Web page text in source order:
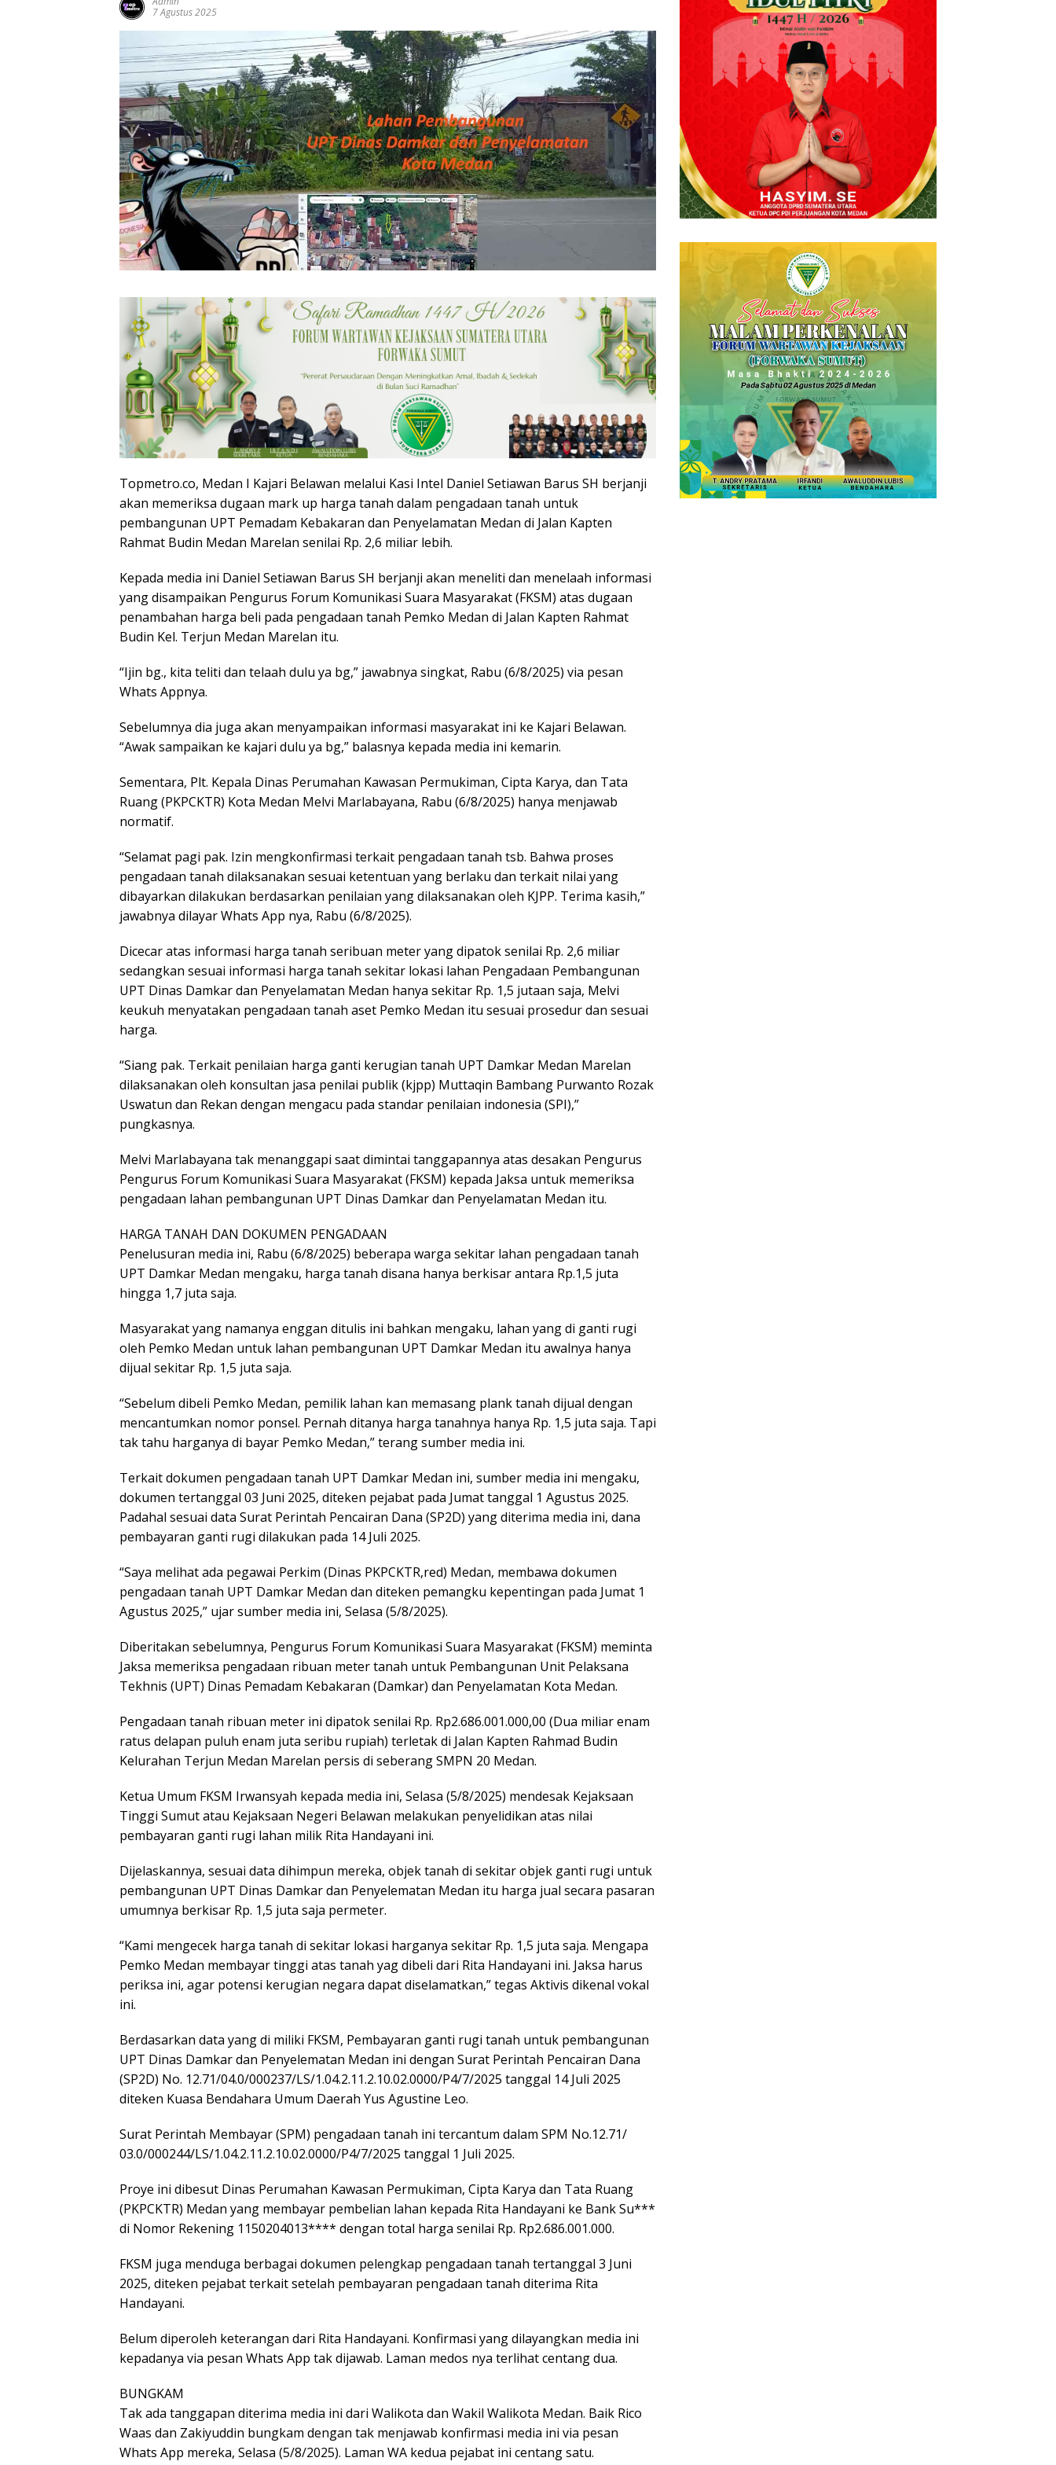
7 Agustus 2025
Topmetro.co, Medan I Kajari Belawan melalui Kasi Intel Daniel Setiawan Barus SH berjanji
akan memeriksa dugaan mark up harga tanah dalam pengadaan tanah untuk
pembangunan UPT Pemadam Kebakaran dan Penyelamatan Medan di Jalan Kapten
Rahmat Budin Medan Marelan senilai Rp. 2,6 miliar lebih.
Kepada media ini Daniel Setiawan Barus SH berjanji akan meneliti dan menelaah informasi
yang disampaikan Pengurus Forum Komunikasi Suara Masyarakat (FKSM) atas dugaan
penambahan harga beli pada pengadaan tanah Pemko Medan di Jalan Kapten Rahmat
Budin Kel. Terjun Medan Marelan itu.
“Ijin bg., kita teliti dan telaah dulu ya bg,” jawabnya singkat, Rabu (6/8/2025) via pesan
Whats Appnya.
Sebelumnya dia juga akan menyampaikan informasi masyarakat ini ke Kajari Belawan.
“Awak sampaikan ke kajari dulu ya bg,” balasnya kepada media ini kemarin.
Sementara, Plt. Kepala Dinas Perumahan Kawasan Permukiman, Cipta Karya, dan Tata
Ruang (PKPCKTR) Kota Medan Melvi Marlabayana, Rabu (6/8/2025) hanya menjawab
normatif.
“Selamat pagi pak. Izin mengkonfirmasi terkait pengadaan tanah tsb. Bahwa proses
pengadaan tanah dilaksanakan sesuai ketentuan yang berlaku dan terkait nilai yang
dibayarkan dilakukan berdasarkan penilaian yang dilaksanakan oleh KJPP. Terima kasih,”
jawabnya dilayar Whats App nya, Rabu (6/8/2025).
Dicecar atas informasi harga tanah seribuan meter yang dipatok senilai Rp. 2,6 miliar
sedangkan sesuai informasi harga tanah sekitar lokasi lahan Pengadaan Pembangunan
UPT Dinas Damkar dan Penyelamatan Medan hanya sekitar Rp. 1,5 jutaan saja, Melvi
keukuh menyatakan pengadaan tanah aset Pemko Medan itu sesuai prosedur dan sesuai
harga.
“Siang pak. Terkait penilaian harga ganti kerugian tanah UPT Damkar Medan Marelan
dilaksanakan oleh konsultan jasa penilai publik (kjpp) Muttaqin Bambang Purwanto Rozak
Uswatun dan Rekan dengan mengacu pada standar penilaian indonesia (SPI),”
pungkasnya.
Melvi Marlabayana tak menanggapi saat dimintai tanggapannya atas desakan Pengurus
Pengurus Forum Komunikasi Suara Masyarakat (FKSM) kepada Jaksa untuk memeriksa
pengadaan lahan pembangunan UPT Dinas Damkar dan Penyelamatan Medan itu.
HARGA TANAH DAN DOKUMEN PENGADAAN
Penelusuran media ini, Rabu (6/8/2025) beberapa warga sekitar lahan pengadaan tanah
UPT Damkar Medan mengaku, harga tanah disana hanya berkisar antara Rp.1,5 juta
hingga 1,7 juta saja.
Masyarakat yang namanya enggan ditulis ini bahkan mengaku, lahan yang di ganti rugi
oleh Pemko Medan untuk lahan pembangunan UPT Damkar Medan itu awalnya hanya
dijual sekitar Rp. 1,5 juta saja.
“Sebelum dibeli Pemko Medan, pemilik lahan kan memasang plank tanah dijual dengan
mencantumkan nomor ponsel. Pernah ditanya harga tanahnya hanya Rp. 1,5 juta saja. Tapi
tak tahu harganya di bayar Pemko Medan,” terang sumber media ini.
Terkait dokumen pengadaan tanah UPT Damkar Medan ini, sumber media ini mengaku,
dokumen tertanggal 03 Juni 2025, diteken pejabat pada Jumat tanggal 1 Agustus 2025.
Padahal sesuai data Surat Perintah Pencairan Dana (SP2D) yang diterima media ini, dana
pembayaran ganti rugi dilakukan pada 14 Juli 2025.
“Saya melihat ada pegawai Perkim (Dinas PKPCKTR,red) Medan, membawa dokumen
pengadaan tanah UPT Damkar Medan dan diteken pemangku kepentingan pada Jumat 1
Agustus 2025,” ujar sumber media ini, Selasa (5/8/2025).
Diberitakan sebelumnya, Pengurus Forum Komunikasi Suara Masyarakat (FKSM) meminta
Jaksa memeriksa pengadaan ribuan meter tanah untuk Pembangunan Unit Pelaksana
Tekhnis (UPT) Dinas Pemadam Kebakaran (Damkar) dan Penyelamatan Kota Medan.
Pengadaan tanah ribuan meter ini dipatok senilai Rp. Rp2.686.001.000,00 (Dua miliar enam
ratus delapan puluh enam juta seribu rupiah) terletak di Jalan Kapten Rahmad Budin
Kelurahan Terjun Medan Marelan persis di seberang SMPN 20 Medan.
Ketua Umum FKSM Irwansyah kepada media ini, Selasa (5/8/2025) mendesak Kejaksaan
Tinggi Sumut atau Kejaksaan Negeri Belawan melakukan penyelidikan atas nilai
pembayaran ganti rugi lahan milik Rita Handayani ini.
Dijelaskannya, sesuai data dihimpun mereka, objek tanah di sekitar objek ganti rugi untuk
pembangunan UPT Dinas Damkar dan Penyelematan Medan itu harga jual secara pasaran
umumnya berkisar Rp. 1,5 juta saja permeter.
“Kami mengecek harga tanah di sekitar lokasi harganya sekitar Rp. 1,5 juta saja. Mengapa
Pemko Medan membayar tinggi atas tanah yag dibeli dari Rita Handayani ini. Jaksa harus
periksa ini, agar potensi kerugian negara dapat diselamatkan,” tegas Aktivis dikenal vokal
ini.
Berdasarkan data yang di miliki FKSM, Pembayaran ganti rugi tanah untuk pembangunan
UPT Dinas Damkar dan Penyelematan Medan ini dengan Surat Perintah Pencairan Dana
(SP2D) No. 12.71/04.0/000237/LS/1.04.2.11.2.10.02.0000/P4/7/2025 tanggal 14 Juli 2025
diteken Kuasa Bendahara Umum Daerah Yus Agustine Leo.
Surat Perintah Membayar (SPM) pengadaan tanah ini tercantum dalam SPM No.12.71/
03.0/000244/LS/1.04.2.11.2.10.02.0000/P4/7/2025 tanggal 1 Juli 2025.
Proye ini dibesut Dinas Perumahan Kawasan Permukiman, Cipta Karya dan Tata Ruang
(PKPCKTR) Medan yang membayar pembelian lahan kepada Rita Handayani ke Bank Su***
di Nomor Rekening 1150204013**** dengan total harga senilai Rp. Rp2.686.001.000.
FKSM juga menduga berbagai dokumen pelengkap pengadaan tanah tertanggal 3 Juni
2025, diteken pejabat terkait setelah pembayaran pengadaan tanah diterima Rita
Handayani.
Belum diperoleh keterangan dari Rita Handayani. Konfirmasi yang dilayangkan media ini
kepadanya via pesan Whats App tak dijawab. Laman medos nya terlihat centang dua.
BUNGKAM
Tak ada tanggapan diterima media ini dari Walikota dan Wakil Walikota Medan. Baik Rico
Waas dan Zakiyuddin bungkam dengan tak menjawab konfirmasi media ini via pesan
Whats App mereka, Selasa (5/8/2025). Laman WA kedua pejabat ini centang satu.